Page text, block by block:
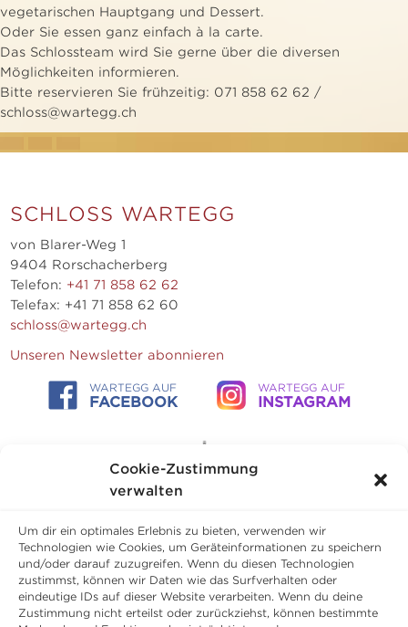
Cookie-Zustimmung
verwalten
Um dir ein optimales Erlebnis zu bieten, verwenden wir
Technologien wie Cookies, um Geräteinformationen zu speichern
und/oder darauf zuzugreifen. Wenn du diesen Technologien
zustimmst, können wir Daten wie das Surfverhalten oder
eindeutige IDs auf dieser Website verarbeiten. Wenn du deine
Zustimmung nicht erteilst oder zurückziehst, können bestimmte
vegetarischen Hauptgang und Dessert.
Oder Sie essen ganz einfach à la carte.
Das Schlossteam wird Sie gerne über die diversen
Möglichkeiten informieren.
Bitte reservieren Sie frühzeitig: 071 858 62 62 /
schloss@wartegg.ch
SCHLOSS WARTEGG
von Blarer-Weg 1
9404 Rorschacherberg
Telefon: +41 71 858 62 62
Telefax: +41 71 858 62 60
schloss@wartegg.ch
Unseren Newsletter abonnieren
WARTEGG AUF
FACEBOOK
WARTEGG AUF
INSTAGRAM